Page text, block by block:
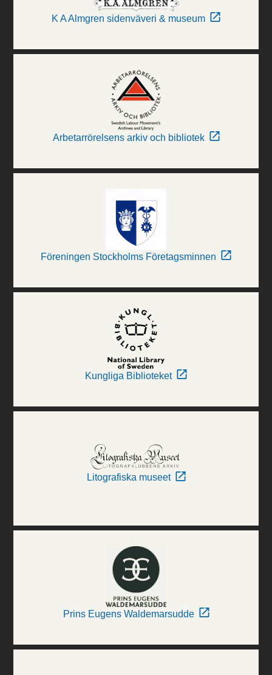
K A Almgren sidenväveri & museum
Arbetarrörelsens arkiv och bibliotek
Föreningen Stockholms Företagsminnen
Kungliga Biblioteket
Litografiska museet
Prins Eugens Waldemarsudde